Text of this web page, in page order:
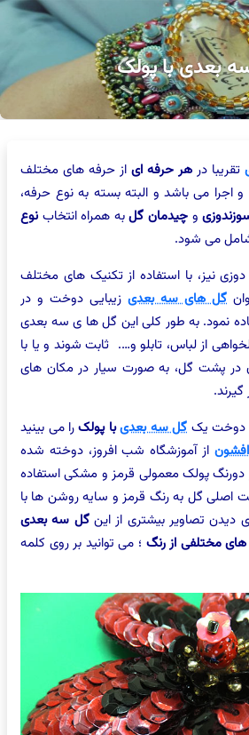
بعدی با پولک
تقریبا در هر حرفه ایاز حرفه های مختلف
اجرا می باشد و البته بسته به نوع حرفه،
وچیدمان گلبه همراه انتخاب نوع
می شود.
نیز، با استفاده از تکنیک های مختلف
گل های سه بعدیزیبایی دوخت و در
نمود. به طور کلی این گل ها ی سه بعدی
از لباس، تابلو و…. ثابت شوند و یا با
در پشت گل، به صورت سیار در مکان های
دوخت یک گل سه بعدیبا پولکرا می بینید
از آموزشگاه شب افروز، دوخته شده
دورنگ پولک معمولی قرمز و مشکی استفاده
اصلی گل به رنگ قرمز و سایه روشن ها با
تصاویر بیشتری از اینگل سه بعدی
های مختلفی از رنگ ؛ می توانید بر روی کلمه